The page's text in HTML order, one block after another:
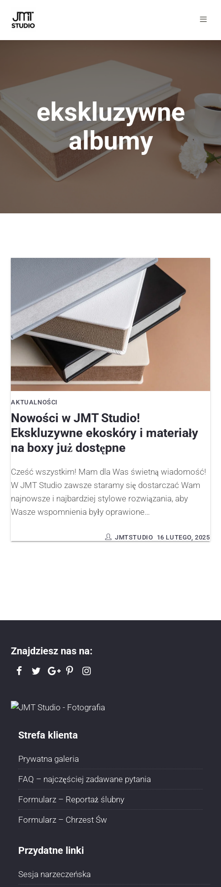
ekskluzywne
albumy
AKTUALNOŚCI
Nowości w JMT Studio!
Ekskluzywne ekoskóry i materiały
na boxy już dostępne
Cześć wszystkim! Mam dla Was świetną wiadomość!
W JMT Studio zawsze staramy się dostarczać Wam
najnowsze i najbardziej stylowe rozwiązania, aby
Wasze wspomnienia były oprawione…
16 LUTEGO, 2025
JMTSTUDIO
Znajdziesz nas na:
Strefa klienta
Prywatna galeria
FAQ – najczęściej zadawane pytania
Formularz – Reportaż ślubny
Formularz – Chrzest Św
Przydatne linki
Sesja narzeczeńska